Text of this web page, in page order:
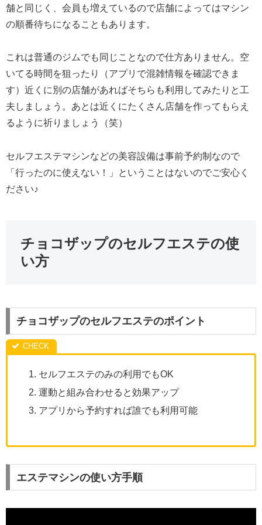
舗と同じく、会員も増えているので店舗によってはマシン
の順番待ちになることもあります。
これは普通のジムでも同じことなので仕方ありません。空
いてる時間を狙ったり（アプリで混雑情報を確認できま
す）近くに別の店舗があればそちらも利用してみたりと工
夫しましょう。あとは近くにたくさん店舗を作ってもらえ
るように祈りましょう（笑）
セルフエステマシンなどの美容設備は事前予約制なので
「行ったのに使えない！」ということはないのでご安心く
ださい♪
チョコザップのセルフエステの使
い方
チョコザップのセルフエステのポイント
セルフエステのみの利用でもOK
運動と組み合わせると効果アップ
アプリから予約すれば誰でも利用可能
エステマシンの使い方手順